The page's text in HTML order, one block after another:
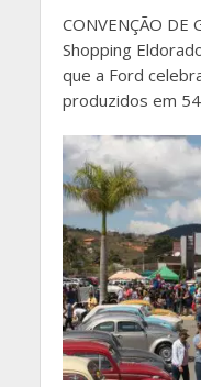
CONVENÇÃO
Shopping
que a Ford
produzidos em